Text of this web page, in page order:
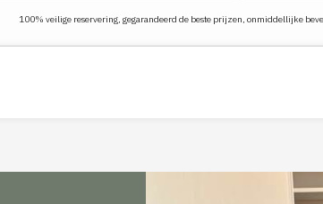
100% veilige reservering, gegarandeerd de beste prijzen, onmiddellijke